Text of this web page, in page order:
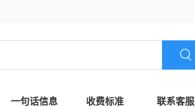
一句话信息 收费标准 联系客服